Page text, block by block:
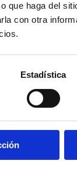
que haga del
con otra
Estadística